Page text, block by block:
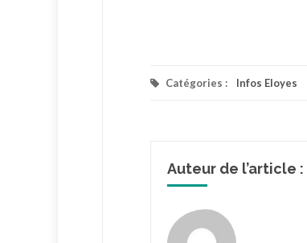
Catégories : Infos Eloyes
Auteur de l’article :